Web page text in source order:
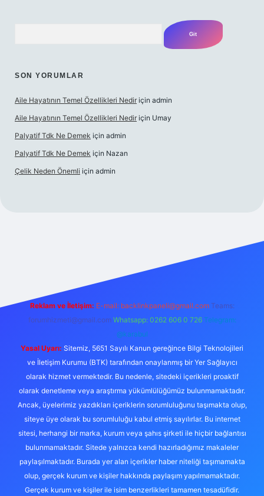
SON YORUMLAR
Aile Hayatının Temel Özellikleri Nedir için admin
Aile Hayatının Temel Özellikleri Nedir için Umay
Palyatif Tdk Ne Demek için admin
Palyatif Tdk Ne Demek için Nazan
Çelik Neden Önemli için admin
Reklam ve İletişim: E-mail: backlinkpaneli@gmail.com Teams:
forumhizmeti@gmail.com Whatsapp: 0262 606 0 726 Telegram:
@karabul
Yasal Uyarı: Sitemiz, 5651 Sayılı Kanun gereğince Bilgi Teknolojileri
ve İletişim Kurumu (BTK) tarafından onaylanmış bir Yer Sağlayıcı
olarak hizmet vermektedir. Bu nedenle, sitedeki içerikleri proaktif
olarak denetleme veya araştırma yükümlülüğümüz bulunmamaktadır.
Ancak, üyelerimiz yazdıkları içeriklerin sorumluluğunu taşımakta olup,
siteye üye olarak bu sorumluluğu kabul etmiş sayılırlar. Bu internet
sitesi, herhangi bir marka, kurum veya şahıs şirketi ile hiçbir bağlantısı
bulunmamaktadır. Sitede yalnızca kendi hazırladığımız makaleler
paylaşılmaktadır. Burada yer alan içerikler haber niteliği taşımamakta
olup, gerçek kurum ve kişiler hakkında paylaşım yapılmamaktadır.
Gerçek kurum ve kişiler ile isim benzerlikleri tamamen tesadüfidir.